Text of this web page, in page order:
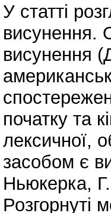
У статті
висунення.
висунення
початку та
лексичної,
засобом є
Ньюкерка,
Розгорнуті